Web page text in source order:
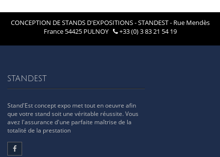
CONCEPTION DE STANDS D'EXPOSITIONS - STANDEST - Rue Mendès
France 54425 PULNOY
+33 (0) 3 83 21 54 19
STANDEST
Stand'Est concept expo met tout en oeuvre afin
que votre stand soit une véritable réussite. Vous
avez l'assurance d'une parfaite maîtrise de la
totalité de la prestation